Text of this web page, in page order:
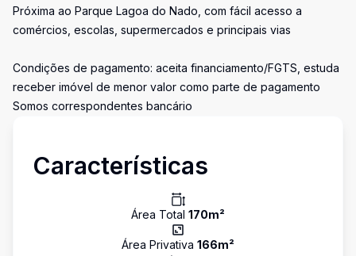
Próxima ao Parque Lagoa do Nado, com fácil acesso a
comércios, escolas, supermercados e principais vias
Condições de pagamento: aceita financiamento/FGTS, estuda
receber imóvel de menor valor como parte de pagamento
Somos correspondentes bancário
Características
Área Total 170m²
Área Privativa 166m²